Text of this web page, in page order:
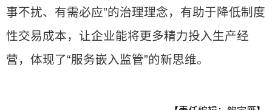
事不扰、有需必应”的治理理念，有助于降低制度
性交易成本，让企业能将更多精力投入生产经
营，体现了“服务嵌入监管”的新思维。